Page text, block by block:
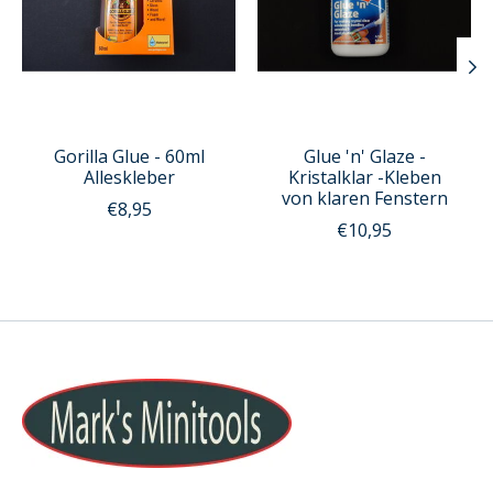
Gorilla Glue - 60ml
Alleskleber
€8,95
Glue 'n' Glaze -
Kristalklar -Kleben
von klaren Fenstern
€10,95